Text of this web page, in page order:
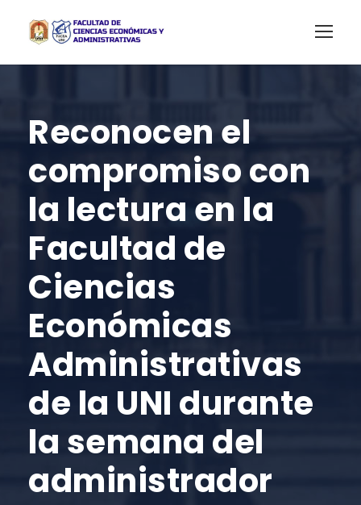
Reconocen el
compromiso con
la lectura en la
Facultad de
Ciencias
Económicas
Administrativas
de la UNI durante
la semana del
administrador